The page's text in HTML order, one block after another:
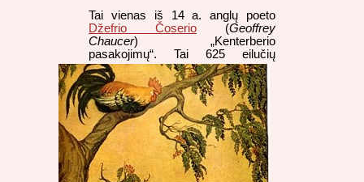
Tai vienas iš 14 a. anglų poeto
Džefrio Čoserio (Geoffrey
Chaucer) „Kenterberio
pasakojimų“. Tai 625 eilučių